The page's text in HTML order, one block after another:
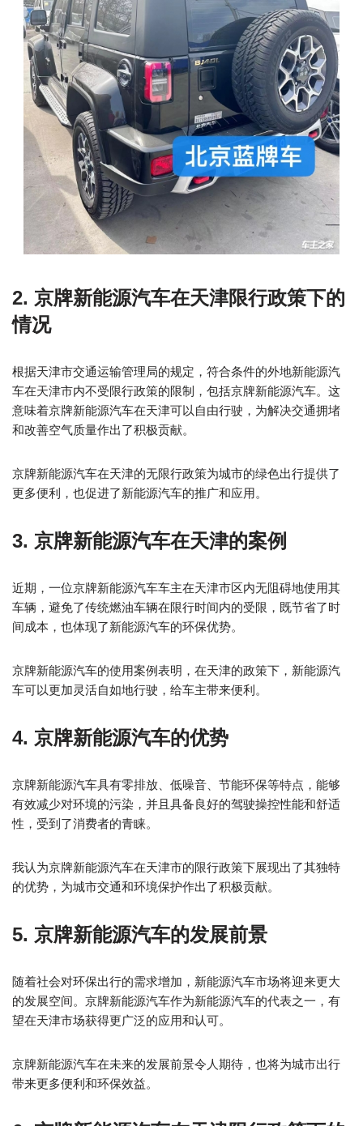
2. 京牌新能源汽车在天津限行政策下的
情况
根据天津市交通运输管理局的规定，符合条件的外地新能源汽
车在天津市内不受限行政策的限制，包括京牌新能源汽车。这
意味着京牌新能源汽车在天津可以自由行驶，为解决交通拥堵
和改善空气质量作出了积极贡献。
京牌新能源汽车在天津的无限行政策为城市的绿色出行提供了
更多便利，也促进了新能源汽车的推广和应用。
3. 京牌新能源汽车在天津的案例
近期，一位京牌新能源汽车车主在天津市区内无阻碍地使用其
车辆，避免了传统燃油车辆在限行时间内的受限，既节省了时
间成本，也体现了新能源汽车的环保优势。
京牌新能源汽车的使用案例表明，在天津的政策下，新能源汽
车可以更加灵活自如地行驶，给车主带来便利。
4. 京牌新能源汽车的优势
京牌新能源汽车具有零排放、低噪音、节能环保等特点，能够
有效减少对环境的污染，并且具备良好的驾驶操控性能和舒适
性，受到了消费者的青睐。
我认为京牌新能源汽车在天津市的限行政策下展现出了其独特
的优势，为城市交通和环境保护作出了积极贡献。
5. 京牌新能源汽车的发展前景
随着社会对环保出行的需求增加，新能源汽车市场将迎来更大
的发展空间。京牌新能源汽车作为新能源汽车的代表之一，有
望在天津市场获得更广泛的应用和认可。
京牌新能源汽车在未来的发展前景令人期待，也将为城市出行
带来更多便利和环保效益。